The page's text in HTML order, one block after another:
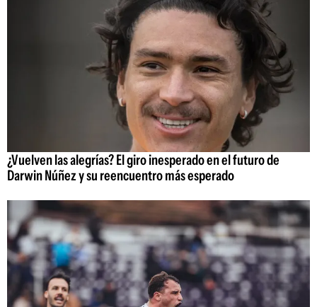
¿Vuelven las alegrías? El giro inesperado en el futuro de
Darwin Núñez y su reencuentro más esperado